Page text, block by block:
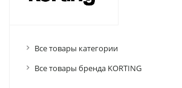
Все товары категории
Все товары бренда KORTING